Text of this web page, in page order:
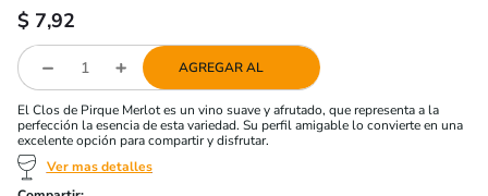
$ 7,92
AGREGAR AL
El Clos de Pirque Merlot es un vino suave y afrutado, que representa a la
perfección la esencia de esta variedad. Su perfil amigable lo convierte en una
excelente opción para compartir y disfrutar.
Ver mas detalles